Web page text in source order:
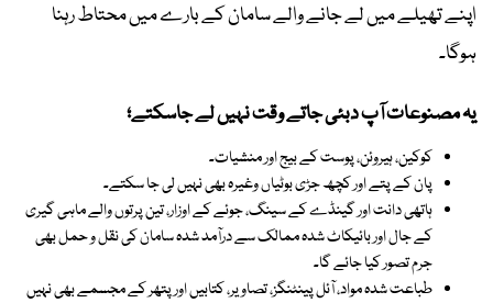
اپنے تھیلے میں لے جانے والے سامان کے بارے میں محتاط رہنا
ہوگا۔
یہ مصنوعات آپ دبئی جاتے وقت نہیں لے جاسکتے؛
کوکین، ہیروئن، پوست کے بیج اور منشیات۔
پان کے پتے اور کچھ جڑی بوٹیاں وغیرہ بھی نہیں لی جا سکتے۔
ہاتھی دانت اور گینڈے کے سینگ، جوئے کے اوزار، تین پرتوں والے ماہی گیری
کے جال اور بائیکاٹ شدہ ممالک سے درآمد شدہ سامان کی نقل و حمل بھی
جرم تصور کیا جائے گا۔
طباعت شدہ مواد، آئل پینٹنگز، تصاویر، کتابیں اور پتھر کے مجسمے بھی نہیں